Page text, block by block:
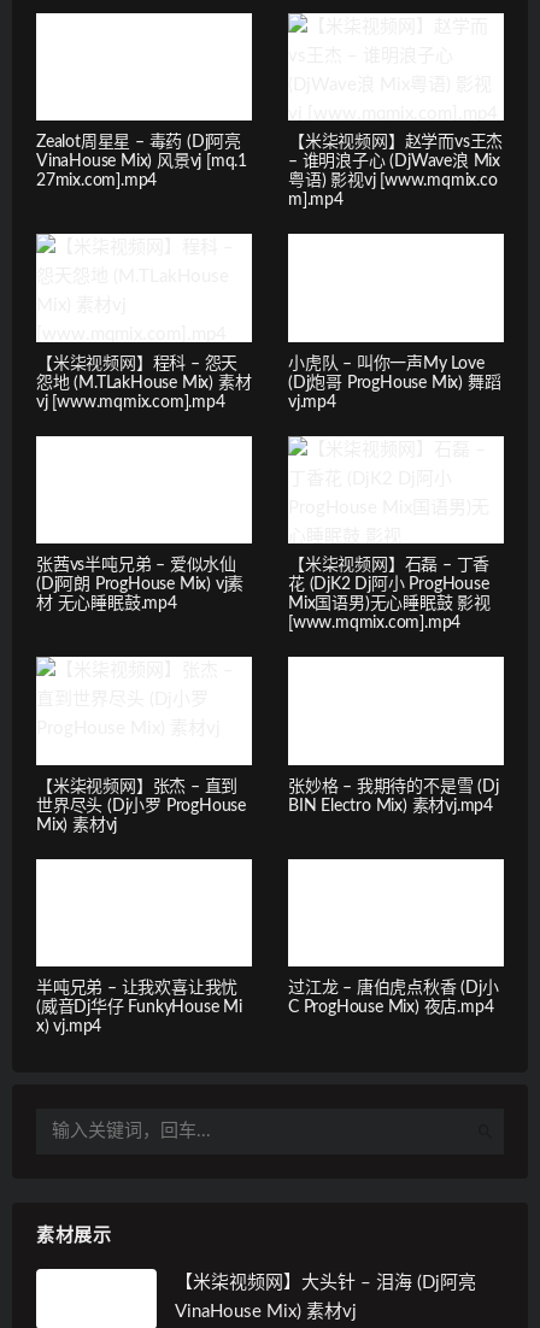
Zealot周星星 – 毒药 (Dj阿亮
VinaHouse Mix) 风景vj [mq.1
27mix.com].mp4
【米柒视频网】赵学而vs王杰
– 谁明浪子心 (DjWave浪 Mix
粤语) 影视vj [www.mqmix.co
m].mp4
【米柒视频网】程科 – 怨天
怨地 (M.TLakHouse Mix) 素材
vj [www.mqmix.com].mp4
小虎队 – 叫你一声My Love
(Dj炮哥 ProgHouse Mix) 舞蹈
vj.mp4
张茜vs半吨兄弟 – 爱似水仙
(Dj阿朗 ProgHouse Mix) vj素
材 无心睡眠鼓.mp4
【米柒视频网】石磊 – 丁香
花 (DjK2 Dj阿小 ProgHouse
Mix国语男)无心睡眠鼓 影视
[www.mqmix.com].mp4
【米柒视频网】张杰 – 直到
世界尽头 (Dj小罗 ProgHouse
Mix) 素材vj
张妙格 – 我期待的不是雪 (Dj
BIN Electro Mix) 素材vj.mp4
半吨兄弟 – 让我欢喜让我忧
(威音Dj华仔 FunkyHouse Mi
x) vj.mp4
过江龙 – 唐伯虎点秋香 (Dj小
C ProgHouse Mix) 夜店.mp4
素材展示
【米柒视频网】大头针 – 泪海 (Dj阿亮
VinaHouse Mix) 素材vj